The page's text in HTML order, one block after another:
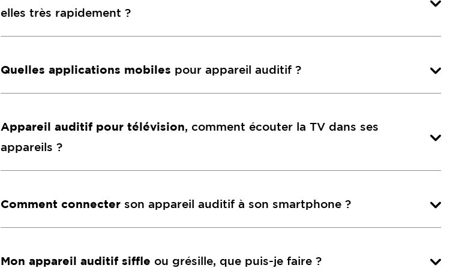
elles très rapidement ?
Quelles applications mobiles pour appareil auditif ?
Appareil auditif pour télévision, comment écouter la TV dans ses
appareils ?
Comment connecter son appareil auditif à son smartphone ?
Mon appareil auditif siffle ou grésille, que puis-je faire ?